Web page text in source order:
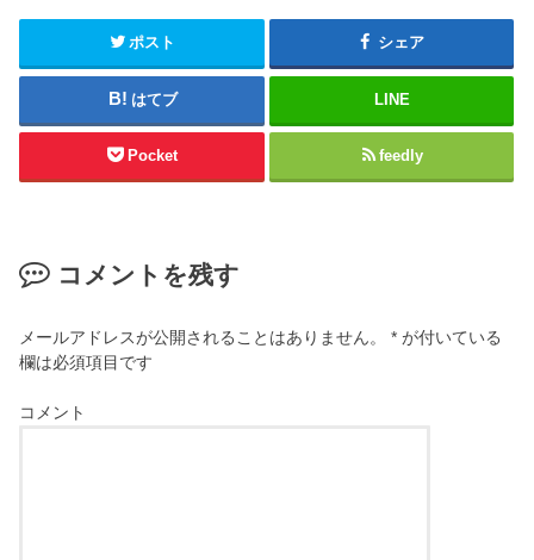
ポスト シェア
はてブ LINE
Pocket feedly
コメントを残す
メールアドレスが公開されることはありません。 * が付いている
欄は必須項目です
コメント